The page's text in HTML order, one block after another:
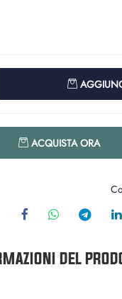
ACQUISTA ORA
DEL